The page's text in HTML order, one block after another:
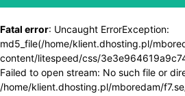
Fatal error: Uncaught ErrorException:
md5_file(/home/klient.dhosting.pl/
content/litespeed/css/
Failed to open stream: No such file or
/home/klient.dhosting.pl/mboredam/